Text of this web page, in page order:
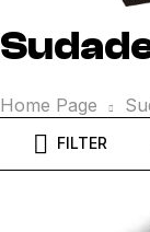
Home Page
FILTER